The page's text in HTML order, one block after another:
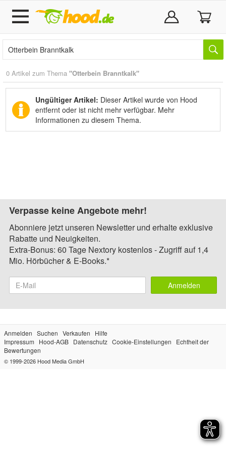
0 Artikel zum Thema "Otterbein Branntkalk"
Ungültiger Artikel: Dieser Artikel wurde von Hood
entfernt oder ist nicht mehr verfügbar. Mehr
Informationen zu diesem Thema.
Verpasse keine Angebote mehr!
Abonniere jetzt unseren Newsletter und erhalte exklusive
Rabatte und Neuigkeiten.
Extra-Bonus: 60 Tage Nextory kostenlos - Zugriff auf 1,4
Mio. Hörbücher & E-Books.*
Anmelden
Anmelden Suchen Verkaufen
Hilfe
Impressum
Hood-AGB Datenschutz Cookie-Einstellungen
Echtheit der
Bewertungen
© 1999-2026 Hood Media GmbH